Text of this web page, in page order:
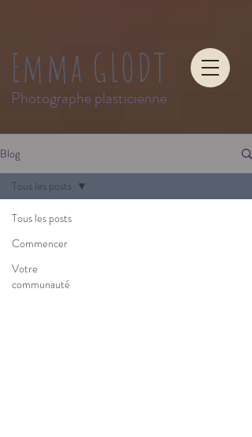
Emma GLODT
Photographe plasticienne
Blog
Tous les posts
Commencer
Votre
communauté
Tous les posts